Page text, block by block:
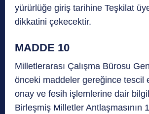
yürürlüğe giriş tarihine Teşkilat
dikkatini çekecektir.
MADDE 10
Milletlerarası Çalışma Bürosu
önceki maddeler gereğince tescil
onay ve fesih işlemlerine dair
Birleşmiş Milletler Antlaşmasının